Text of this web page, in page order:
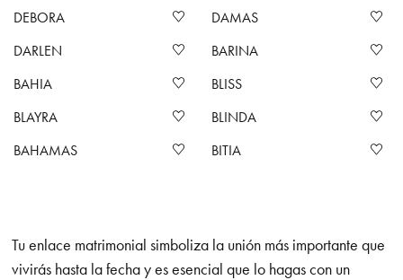
DEBORA
DAMAS
DARLEN
BARINA
BAHIA
BLISS
BLAYRA
BLINDA
BAHAMAS
BITIA
Tu enlace matrimonial simboliza la unión más importante que
vivirás hasta la fecha y es esencial que lo hagas con un